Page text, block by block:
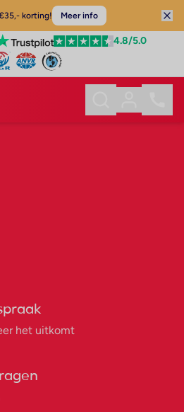
korting! Meer info
4.8/5.0
het uitkomt